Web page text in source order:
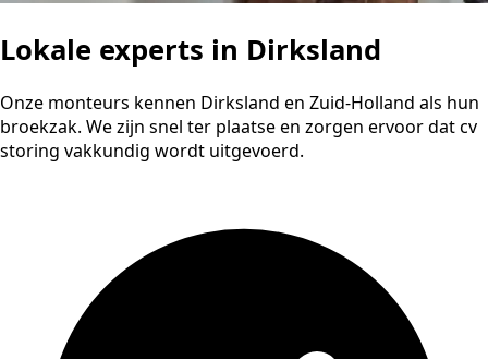
Lokale experts in Dirksland
Onze monteurs kennen Dirksland en Zuid-Holland als hun
broekzak. We zijn snel ter plaatse en zorgen ervoor dat cv
storing vakkundig wordt uitgevoerd.